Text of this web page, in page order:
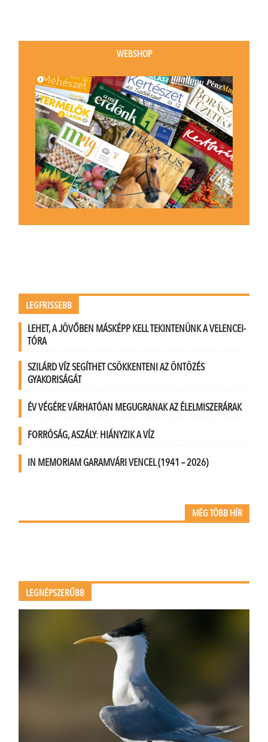
WEBSHOP
LEGFRISSEBB
LEHET, A JÖVŐBEN MÁSKÉPP KELL TEKINTENÜNK A VELENCEI-
TÓRA
SZILÁRD VÍZ SEGÍTHET CSÖKKENTENI AZ ÖNTÖZÉS
GYAKORISÁGÁT
ÉV VÉGÉRE VÁRHATÓAN MEGUGRANAK AZ ÉLELMISZERÁRAK
FORRÓSÁG, ASZÁLY: HIÁNYZIK A VÍZ
IN MEMORIAM GARAMVÁRI VENCEL (1941 – 2026)
MÉG TÖBB HÍR
LEGNÉPSZERŰBB